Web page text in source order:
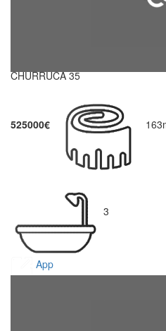
CHURRUCA 35
525000€
3
App